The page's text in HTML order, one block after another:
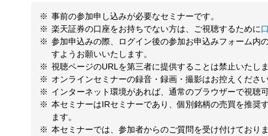
事前の参加申し込みが必要なセミナーです。
楽天証券の口座をお持ちでない方は、ご視聴するために
参加申込みの際、ログイン後の参加お申込みフォーム内
すようお願いいたします。
視聴ページのURLを第三者に提供することは禁止いたし
オンラインセミナーの録音・録画・撮影はお控えくださ
インターネット環境があれば、通常のブラウザーで視聴
本セミナーはIRセミナーであり、個別銘柄の売買を推奨
ます。
本セミナーでは、参加者からのご質問を受け付けており